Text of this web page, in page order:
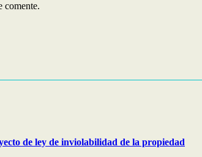
comente.
de ley de inviolabilidad de la propiedad